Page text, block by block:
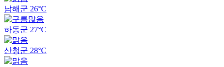
남해군 26°C
하동군 27°C
산청군 28°C